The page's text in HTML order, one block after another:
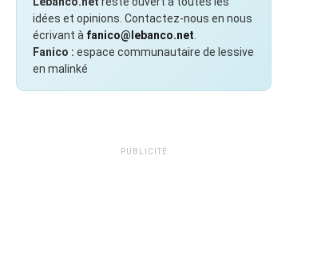
idées et opinions. Contactez-nous en nous
écrivant à fanico@lebanco.net
Fanico : espace communautaire de lessive
en malinké
PUBLICITÉ